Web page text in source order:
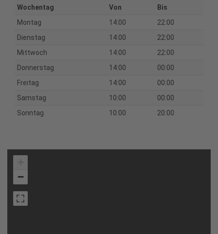
Wochentag
Von
Bis
Montag
14:00
22:00
Dienstag
14:00
22:00
Mittwoch
14:00
22:00
Donnerstag
14:00
00:00
Freitag
14:00
00:00
Samstag
10:00
00:00
Sonntag
10:00 20:00
−